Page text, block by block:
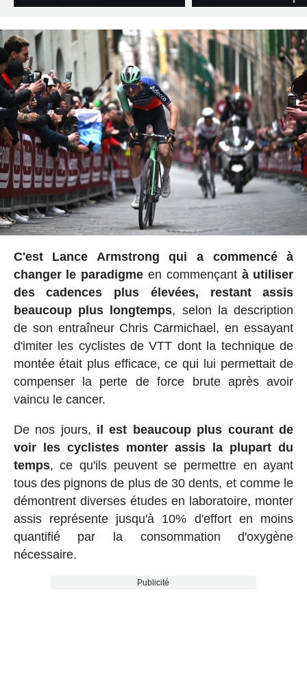
C'est Lance Armstrong qui a commencé à
changer le paradigme en commençant à utiliser
des cadences plus élevées, restant assis
beaucoup plus longtemps, selon la description
de son entraîneur Chris Carmichael, en essayant
d'imiter les cyclistes de VTT dont la technique de
montée était plus efficace, ce qui lui permettait de
compenser la perte de force brute après avoir
vaincu le cancer.
De nos jours, il est beaucoup plus courant de
voir les cyclistes monter assis la plupart du
temps, ce qu'ils peuvent se permettre en ayant
tous des pignons de plus de 30 dents, et comme le
démontrent diverses études en laboratoire, monter
assis représente jusqu'à 10% d'effort en moins
quantifié par la consommation d'oxygène
nécessaire.
Publicité